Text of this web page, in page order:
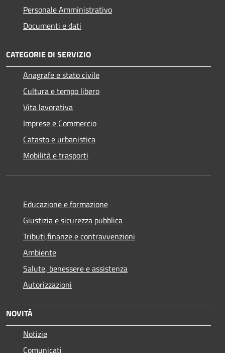
Personale Amministrativo
Documenti e dati
CATEGORIE DI SERVIZIO
Anagrafe e stato civile
Cultura e tempo libero
Vita lavorativa
Imprese e Commercio
Catasto e urbanistica
Mobilità e trasporti
Educazione e formazione
Giustizia e sicurezza pubblica
Tributi,finanze e contravvenzioni
Ambiente
Salute, benessere e assistenza
Autorizzazioni
NOVITÀ
Notizie
Comunicati